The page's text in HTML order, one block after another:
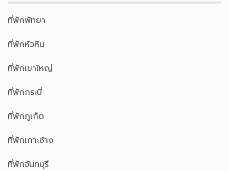
ที่พักพัทยา
ที่พักหัวหิน
ที่พักเขาใหญ่
ที่พักกระบี่
ที่พักภูเก็ต
ที่พักเกาะช้าง
ที่พักจันทบุรี